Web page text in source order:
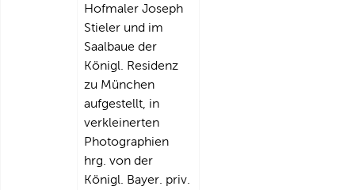
Hofmaler Joseph
Stieler und im
Saalbaue der
Königl. Residenz
zu München
aufgestellt, in
verkleinerten
Photographien
hrg. von der
Königl. Bayer. priv.